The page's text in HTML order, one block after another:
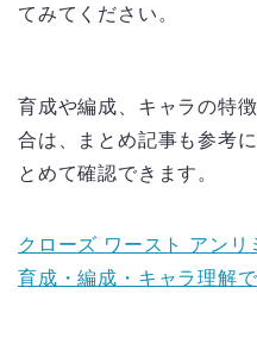
てみてください。
育成や編成、キャラの特
合は、まとめ記事も参考
とめて確認できます。
クローズ ワースト アンリ
育成・編成・キャラ理解